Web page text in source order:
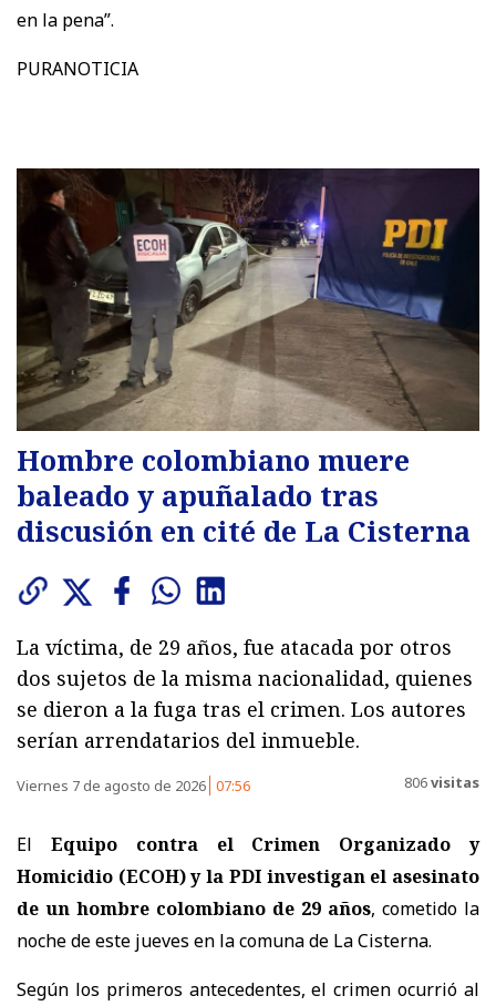
en la pena”.
PURANOTICIA
Hombre colombiano muere
baleado y apuñalado tras
discusión en cité de La Cisterna
La víctima, de 29 años, fue atacada por otros
dos sujetos de la misma nacionalidad, quienes
se dieron a la fuga tras el crimen. Los autores
serían arrendatarios del inmueble.
Viernes 7 de agosto de 2026 07:56 806visitas
El Equipo contra el Crimen Organizado y
Homicidio (ECOH) y la PDI investigan el asesinato
de un hombre colombiano de 29 años, cometido la
noche de este jueves en la comuna de La Cisterna.
Según los primeros antecedentes, el crimen ocurrió al